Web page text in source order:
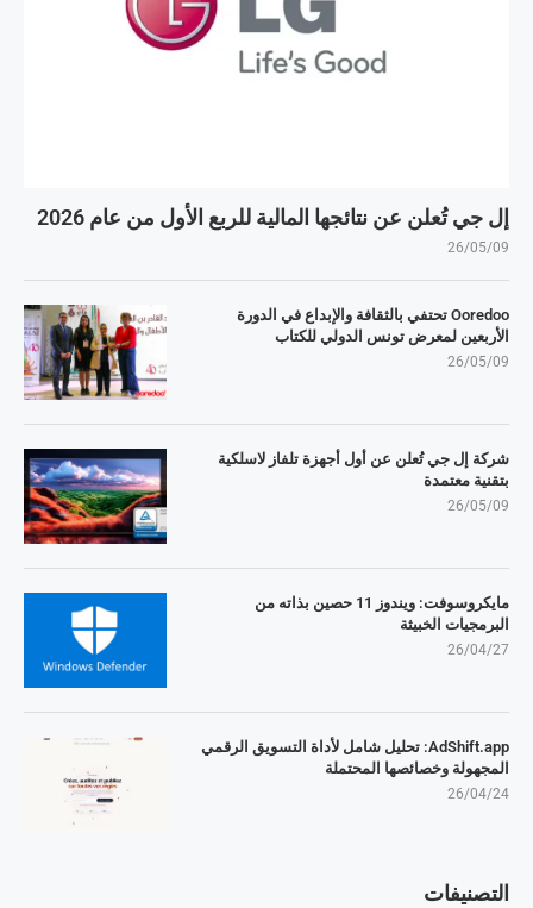
إل جي تُعلن عن نتائجها المالية للربع الأول من عام 2026
26/05/09
Ooredoo تحتفي بالثقافة والإبداع في الدورة
الأربعين لمعرض تونس الدولي للكتاب
26/05/09
شركة إل جي تُعلن عن أول أجهزة تلفاز لاسلكية
بتقنية معتمدة
26/05/09
مايكروسوفت: ويندوز 11 حصين بذاته من
البرمجيات الخبيثة
26/04/27
AdShift.app: تحليل شامل لأداة التسويق الرقمي
المجهولة وخصائصها المحتملة
26/04/24
التصنيفات